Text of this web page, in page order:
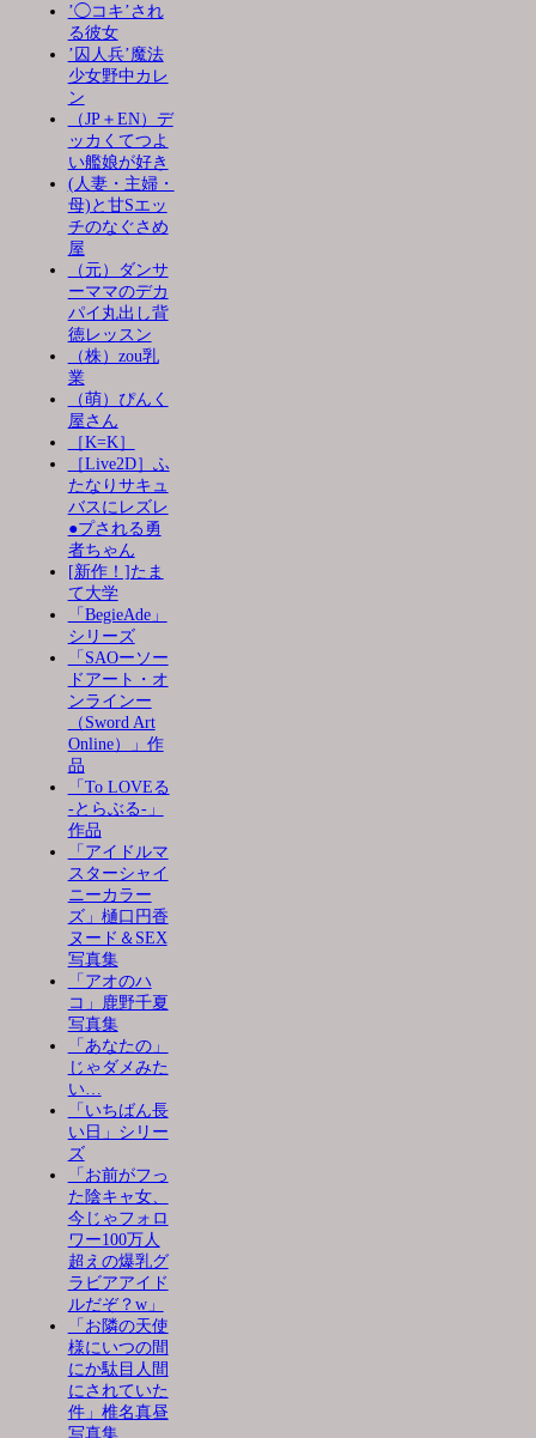
’◯コキ’され
る彼女
’囚人兵’魔法
少女野中カレ
ン
（JP＋EN）デ
ッカくてつよ
い艦娘が好き
(人妻・主婦・
母)と甘Sエッ
チのなぐさめ
屋
（元）ダンサ
ーママのデカ
パイ丸出し背
徳レッスン
（株）zou乳
業
（萌）ぴんく
屋さん
［K=K］
［Live2D］ふ
たなりサキュ
バスにレズレ
●プされる勇
者ちゃん
[新作！]たま
て大学
「BegieAde」
シリーズ
「SAOーソー
ドアート・オ
ンラインー
（Sword Art
Online）」作
品
「To LOVEる
-とらぶる-」
作品
「アイドルマ
スターシャイ
ニーカラー
ズ」樋口円香
ヌード＆SEX
写真集
「アオのハ
コ」鹿野千夏
写真集
「あなたの」
じゃダメみた
い…
「いちばん長
い日」シリー
ズ
「お前がフっ
た陰キャ女、
今じゃフォロ
ワー100万人
超えの爆乳グ
ラビアアイド
ルだぞ？w」
「お隣の天使
様にいつの間
にか駄目人間
にされていた
件」椎名真昼
写真集